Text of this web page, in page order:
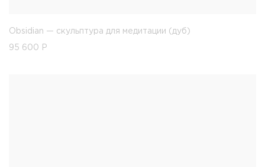
Obsidian — скульптура для медитации (дуб)
95 600 Р